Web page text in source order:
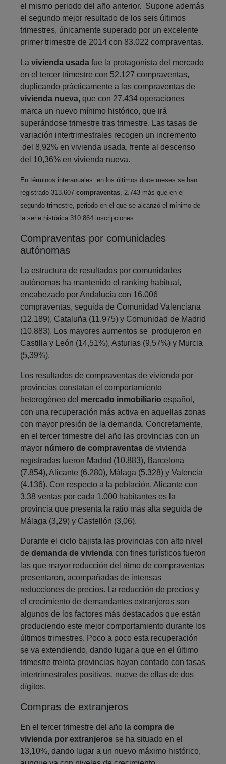
el mismo periodo del año anterior. Supone además
el segundo mejor resultado de los seis últimos
trimestres, únicamente superado por un excelente
primer trimestre de 2014 con 83.022 compraventas.
La vivienda usada fue la protagonista del mercado
en el tercer trimestre con 52.127 compraventas,
duplicando prácticamente a las compraventas de
vivienda nueva, que con 27.434 operaciones
marca un nuevo mínimo histórico, que irá
superándose trimestre tras trimestre. Las tasas de
variación intertrimestrales recogen un incremento
del 8,92% en vivienda usada, frente al descenso
del 10,36% en vivienda nueva.
En términos interanuales en los últimos doce meses se han
registrado 313.607 compraventas , 2.743 más que en el
segundo trimestre, periodo en el que se alcanzó el mínimo de
la serie histórica 310.864 inscripciones.
Compraventas por comunidades
autónomas
La estructura de resultados por comunidades
autónomas ha mantenido el ranking habitual,
encabezado por Andalucía con 16.006
compraventas, seguida de Comunidad Valenciana
(12.189), Cataluña (11.975) y Comunidad de Madrid
(10.883). Los mayores aumentos se produjeron en
Castilla y León (14,51%), Asturias (9,57%) y Murcia
(5,39%).
Los resultados de compraventas de vivienda por
provincias constatan el comportamiento
heterogéneo del mercado inmobiliario español,
con una recuperación más activa en aquellas zonas
con mayor presión de la demanda. Concretamente,
en el tercer trimestre del año las provincias con un
mayor número de compraventas de vivienda
registradas fueron Madrid (10.883), Barcelona
(7.854), Alicante (6.280), Málaga (5.328) y Valencia
(4.136). Con respecto a la población, Alicante con
3,38 ventas por cada 1.000 habitantes es la
provincia que presenta la ratio más alta seguida de
Málaga (3,29) y Castellón (3,06).
Durante el ciclo bajista las provincias con alto nivel
de demanda de vivienda con fines turísticos fueron
las que mayor reducción del ritmo de compraventas
presentaron, acompañadas de intensas
reducciones de precios. La reducción de precios y
el crecimiento de demandantes extranjeros son
algunos de los factores más destacados que están
produciendo este mejor comportamiento durante los
últimos trimestres. Poco a poco esta recuperación
se va extendiendo, dando lugar a que en el último
trimestre treinta provincias hayan contado con tasas
intertrimestrales positivas, nueve de ellas de dos
dígitos.
Compras de extranjeros
En el tercer trimestre del año la compra de
vivienda por extranjeros se ha situado en el
13,10%, dando lugar a un nuevo máximo histórico,